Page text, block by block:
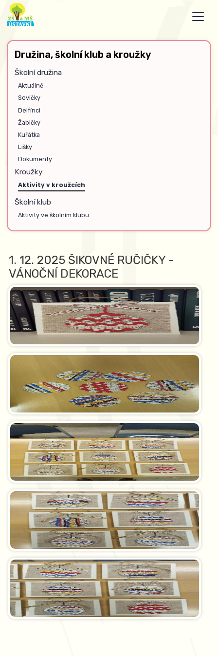
Družina, školní klub a kroužky
Školní družina
Aktuálně
Sovičky
Delfínci
Žabičky
Kuřátka
Lišky
Dokumenty
Kroužky
Aktivity v kroužcích
Školní klub
Aktivity ve školním klubu
1. 12. 2025 ŠIKOVNÉ RUČIČKY -
VÁNOČNÍ DEKORACE